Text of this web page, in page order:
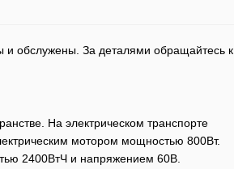
обслужены. За деталями обращайтесь к
На электрическом транспорте
мотором мощностью 800Вт.
2400ВтЧ и напряжением 60В.